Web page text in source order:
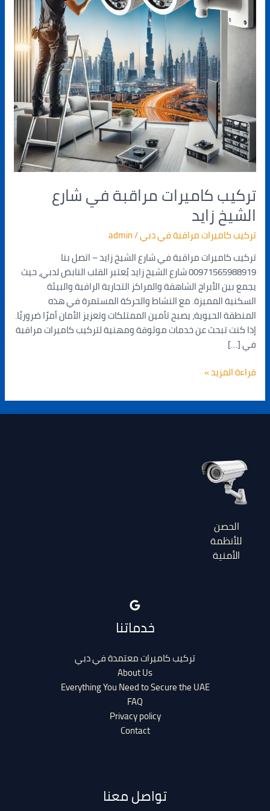
تركيب كاميرات مراقبة في شارع
الشيخ زايد
تركيب كاميرات مراقبة في دبي/
admin
تركيب كاميرات مراقبة في شارع الشيخ زايد – اتصل بنا
00971565988919 شارع الشيخ زايد يُعتبر القلب النابض لدبي، حيث
يجمع بين الأبراج الشاهقة والمراكز التجارية الراقية والبيئة
السكنية المميزة. مع النشاط والحركة المستمرة في هذه
المنطقة الحيوية، يصبح تأمين الممتلكات وتعزيز الأمان أمرًا ضروريًا.
إذا كنت تبحث عن خدمات موثوقة ومهنية لتركيب كاميرات مراقبة
في […]
الشيخ
زايد
قراءة المزيد »
الحصن
للأنظمة
الأمنية
خدماتنا
تركيب كاميرات معتمدة في دبي
About Us
Everything You Need to Secure the UAE
FAQ
Privacy policy
Contact
تواصل معنا